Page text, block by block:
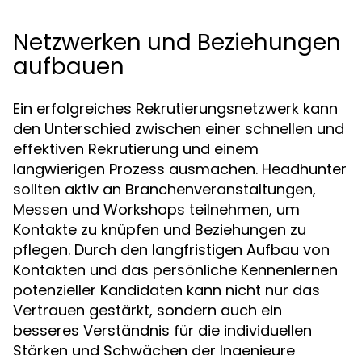
Netzwerken und Beziehungen
aufbauen
Ein erfolgreiches Rekrutierungsnetzwerk kann
den Unterschied zwischen einer schnellen und
effektiven Rekrutierung und einem
langwierigen Prozess ausmachen. Headhunter
sollten aktiv an Branchenveranstaltungen,
Messen und Workshops teilnehmen, um
Kontakte zu knüpfen und Beziehungen zu
pflegen. Durch den langfristigen Aufbau von
Kontakten und das persönliche Kennenlernen
potenzieller Kandidaten kann nicht nur das
Vertrauen gestärkt, sondern auch ein
besseres Verständnis für die individuellen
Stärken und Schwächen der Ingenieure